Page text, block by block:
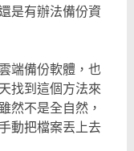
是有辦法備份資
端備份軟體，也
找到這個方法來
然不是全自然，
動把檔案丟上去